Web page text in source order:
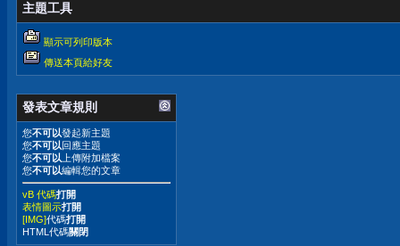
主題工具
顯示可列印版本
傳送本頁給好友
發表文章規則
您不可以發起新主題
您不可以回應主題
您不可以 上傳附加檔案
您不可以編輯您的文章
vB 代碼打開
表情圖示打開
[IMG]代碼打開
HTML代碼關閉